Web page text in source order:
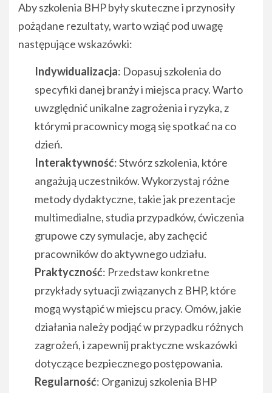
Aby szkolenia BHP były skuteczne i przynosiły
pożądane rezultaty, warto wziąć pod uwagę
następujące wskazówki:
Indywidualizacja: Dopasuj szkolenia do
specyfiki danej branży i miejsca pracy. Warto
uwzględnić unikalne zagrożenia i ryzyka, z
którymi pracownicy mogą się spotkać na co
dzień.
Interaktywność: Stwórz szkolenia, które
angażują uczestników. Wykorzystaj różne
metody dydaktyczne, takie jak prezentacje
multimedialne, studia przypadków, ćwiczenia
grupowe czy symulacje, aby zachęcić
pracowników do aktywnego udziału.
Praktyczność: Przedstaw konkretne
przykłady sytuacji związanych z BHP, które
mogą wystąpić w miejscu pracy. Omów, jakie
działania należy podjąć w przypadku różnych
zagrożeń, i zapewnij praktyczne wskazówki
dotyczące bezpiecznego postępowania.
Regularność: Organizuj szkolenia BHP